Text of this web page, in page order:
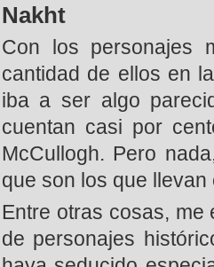
Nakht
Con los personajes
cantidad de ellos en
iba a ser algo
cuentan casi por
McCullogh. Pero
que son los que
Entre otras cosas,
de personajes